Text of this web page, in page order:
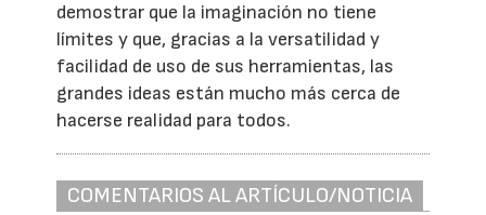
demostrar que la imaginación no tiene
límites y que, gracias a la versatilidad y
facilidad de uso de sus herramientas, las
grandes ideas están mucho más cerca de
hacerse realidad para todos.
COMENTARIOS AL ARTÍCULO/NOTICIA